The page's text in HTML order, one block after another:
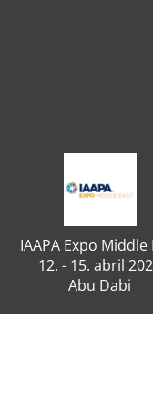
IAAPA Expo Middle
12. - 15. abril
Abu Dabi